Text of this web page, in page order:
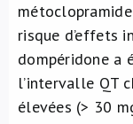
risque d’effets
dompéridone a
l’intervalle QT
élevées (> 30